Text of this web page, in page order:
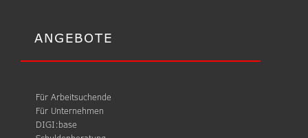
ANGEBOTE
Für Arbeitsuchende
Für Unternehmen
DIGI:base